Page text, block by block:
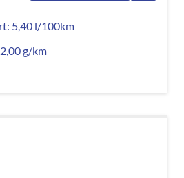
5,40 l/100km
g/km